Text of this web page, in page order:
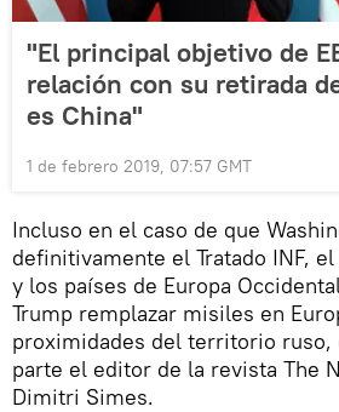
"El principal objetivo de
relación con su retirada
es China"
1 de febrero 2019, 07:57 GMT
Incluso en el caso de que
definitivamente el Tratado INF, el
y los países de Europa
Trump remplazar misiles en
proximidades del territorio ruso,
parte el editor de la revista The
Dimitri Simes.